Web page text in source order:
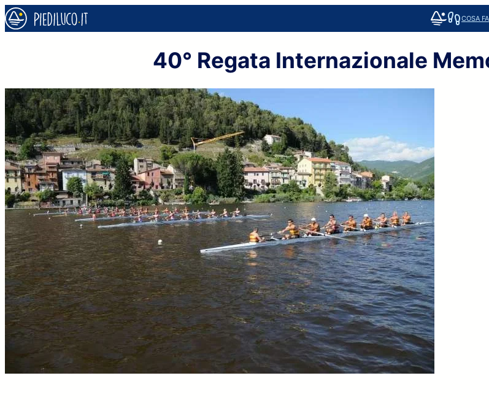
Vai
al
COSA
40° Regata Internazionale